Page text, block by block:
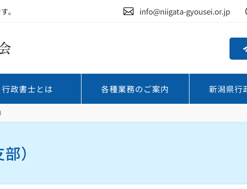
。  info@niigata-gyousei.or.jp
行政書士とは 各種業務のご案内 新潟県行
）